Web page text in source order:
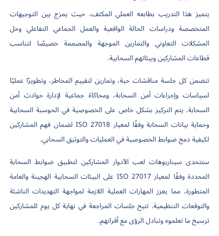
يتميز هذا التدريب بطابعه العملي المكثف، حيث يمزج بين التوجيهات
المتخصصة ودراسات الحالة الواقعية والعمل الجماعي التفاعلي وحل
المشكلات التعاوني والتمارين الموجهة والمصممة خصيصًا لتناسب
قطاعات المشاركين وبيئاتهم السحابية.
تتضمن كل جلسة مناقشات حية، وتمارين لتقييم المخاطر، وتطويرًا عمليًا
لسياسات وإجراءات أمن السحابة، ومحاكاة جماعية لإدارة حوادث أمن
السحابة. يتم التركيز بشكل خاص على الخصوصية في الحوسبة السحابية
وحماية بيانات السحابة وفقًا لمعيار ISO 27018 لضمان فهم المشاركين
لكيفية دمج ضوابط الخصوصية في العمليات والتوثيق السحابي.
ستتحدى سيناريوهات لعب الأدوار المشاركين لتطبيق ضوابط السحابة
المحددة وفقًا لمعيار ISO 27017 على البيئات السحابية الهجينة والعامة
المتطورة، مما يعزز المهارات العملية اللازمة لمواجهة التهديدات الناشئة
والتوقعات التنظيمية. تتيح جلسات المراجعة في نهاية كل يوم للمشاركين
ترسيخ ما تعلموه وتبادل الرؤى مع أقرانهم.